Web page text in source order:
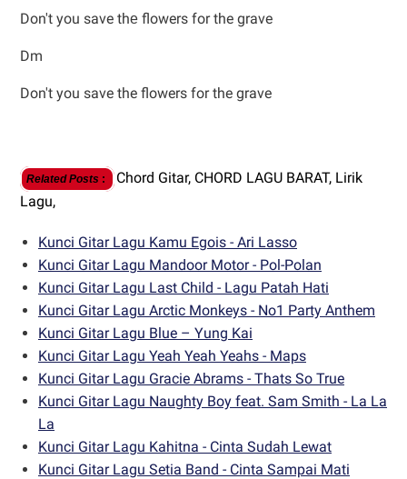
Don't you save thе flowers for the grave
Dm
Don't you save the flowers for the grave
Related Posts : Chord Gitar, CHORD LAGU BARAT, Lirik
Lagu,
Kunci Gitar Lagu Kamu Egois - Ari Lasso
Kunci Gitar Lagu Mandoor Motor - Pol-Polan
Kunci Gitar Lagu Last Child - Lagu Patah Hati
Kunci Gitar Lagu Arctic Monkeys - No1 Party Anthem
Kunci Gitar Lagu Blue – Yung Kai
Kunci Gitar Lagu Yeah Yeah Yeahs - Maps
Kunci Gitar Lagu Gracie Abrams - Thats So True
Kunci Gitar Lagu Naughty Boy feat. Sam Smith - La La
La
Kunci Gitar Lagu Kahitna - Cinta Sudah Lewat
Kunci Gitar Lagu Setia Band - Cinta Sampai Mati